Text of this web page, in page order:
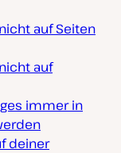
auf Seiten
auf
immer in
deiner